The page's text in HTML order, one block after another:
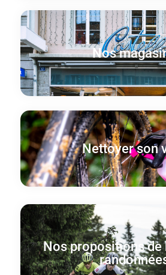
Nos
Nettoyer son
Nos propositions de